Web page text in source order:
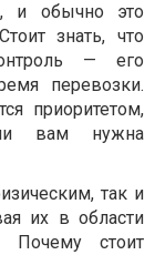
и обычно это
знать, что
— его
перевозки.
приоритетом,
вам нужна
так и
их в области
Почему стоит